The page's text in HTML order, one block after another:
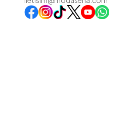
Instagram
TikTok
X WhatsApp